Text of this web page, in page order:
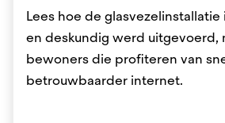
Lees hoe de glasvezelinstallatie
en deskundig werd uitgevoerd,
bewoners die profiteren van
betrouwbaarder internet.